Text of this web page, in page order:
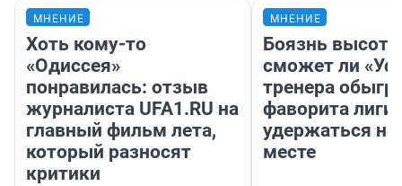
МНЕНИЕ
Хоть кому-то
«Одиссея»
понравилась: отзыв
журналиста UFA1.RU на
главный фильм лета,
который разносят
критики
МНЕНИЕ
Боязнь
сможет ли
тренера
фаворита лиги
удержаться
месте